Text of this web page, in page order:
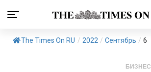
The Times On RU / 2022 / Сентябрь / 6
БИЗНЕС